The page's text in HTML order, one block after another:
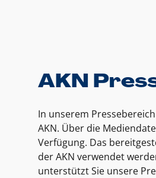
AKN
In unserem
AKN. Über die
Verfügung. Das
der AKN verwendet
unterstützt Sie unsere